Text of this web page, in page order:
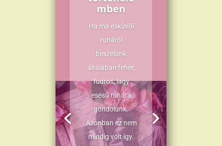
mben
Ha ma esküvői
ruháról
beszélünk
általában fehér,
fodros, lágy
esésű ruhára
gondolunk.
Azonban ez nem
mindig volt így.